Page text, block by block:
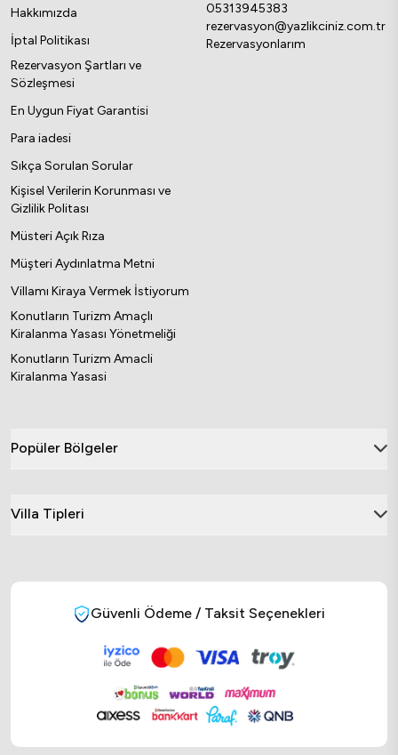
Hakkımızda
İptal Politikası
Rezervasyon Şartları ve
Sözleşmesi
En Uygun Fiyat Garantisi
Para iadesi
Sıkça Sorulan Sorular
Kişisel Verilerin Korunması ve
Gizlilik Politası
Müsteri Açık Rıza
Müşteri Aydınlatma Metni
Villamı Kiraya Vermek İstiyorum
Konutların Turizm Amaçlı
Kiralanma Yasası Yönetmeliği
Konutların Turizm Amacli
Kiralanma Yasasi
05313945383
rezervasyon@yazlikciniz.com.tr
Rezervasyonlarım
Popüler Bölgeler
Villa Tipleri
Güvenli Ödeme / Taksit Seçenekleri